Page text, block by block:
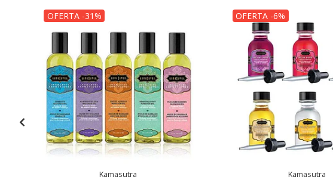
OFERTA -31%
Kamasutra
OFERTA -6%
Kamasutra